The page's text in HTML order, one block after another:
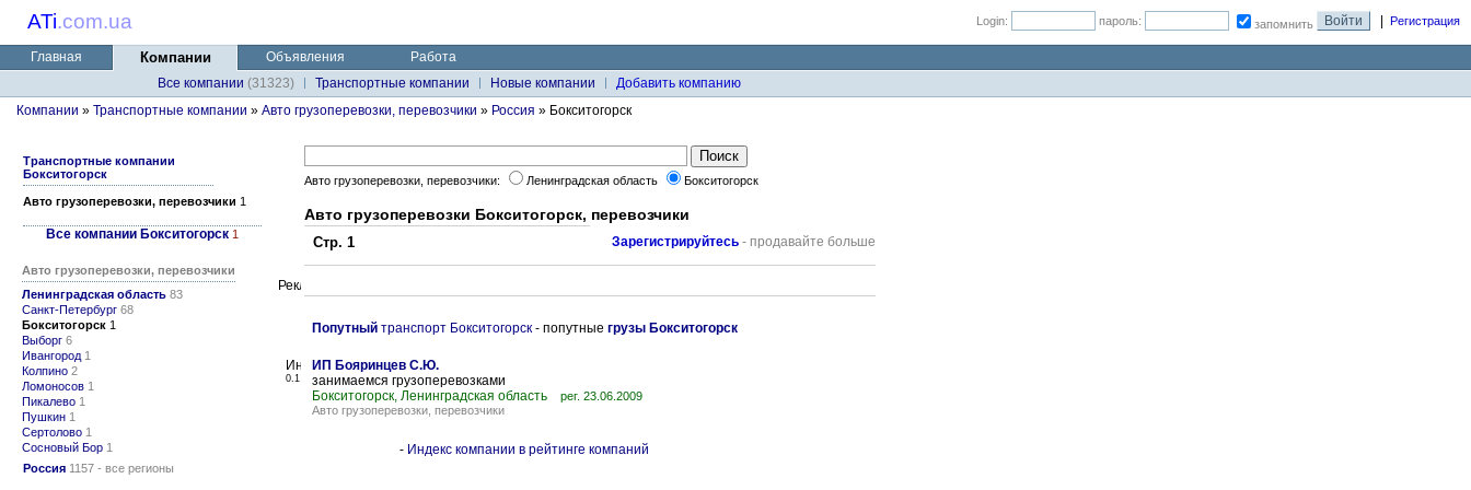
ATi.com.ua Login: пароль: запомнить Регистрация
Главная Компании Объявления
Работа
Все компании (31323) Транспортные компании Новые компании
Добавить компанию
Компании » Транспортные компании » Авто грузоперевозки, перевозчики » Россия » Бокситогорск
Транспортные компании
Бокситогорск
Авто грузоперевозки, перевозчики 1
Все компании Бокситогорск 1
Авто грузоперевозки, перевозчики
Ленинградская область 83
Санкт-Петербург 68
Бокситогорск 1
Выборг 6
Ивангород 1
Колпино 2
Ломоносов 1
Пикалево 1
Пушкин 1
Сертолово 1
Сосновый Бор 1
Россия 1157 - все регионы
Авто грузоперевозки, перевозчики: Ленинградская область Бокситогорск
Авто грузоперевозки Бокситогорск, перевозчики
Стр. 1 Зарегистрируйтесь - продавайте больше
Попутный транспорт Бокситогорск - попутные грузы Бокситогорск
0.1
ИП Бояринцев С.Ю.
занимаемся грузоперевозками
Бокситогорск, Ленинградская область
рег. 23.06.2009
Авто грузоперевозки, перевозчики
- Индекс компании в рейтинге компаний